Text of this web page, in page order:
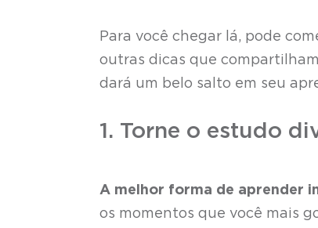
Para você chegar lá, pode
outras dicas que
dará um belo salto em seu
1. Torne o estudo
A melhor forma de aprender
os momentos que você mais